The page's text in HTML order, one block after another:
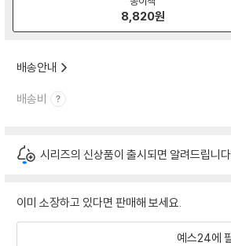
8,820원
배송안내
배송비
시리즈의 신상품이 출시되면 알려드립니
이미 소장하고 있다면 판매해 보세요.
예스24에